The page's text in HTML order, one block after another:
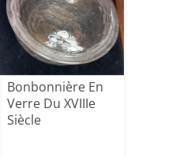
Bonbonnière En
Verre Du XVIIIe
Siècle